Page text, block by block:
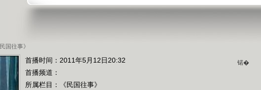
民国往事》
首播时间：2011年5月12日20:32
首播频道：
所属栏目：
《民国往事》
锘�